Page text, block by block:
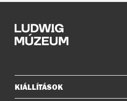
Oldaltérkép
KIÁLLÍTÁSOK